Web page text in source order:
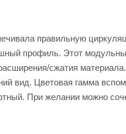
правильную
профиль. Этот
сжатия
вид. Цветовая гамма
При желании можно